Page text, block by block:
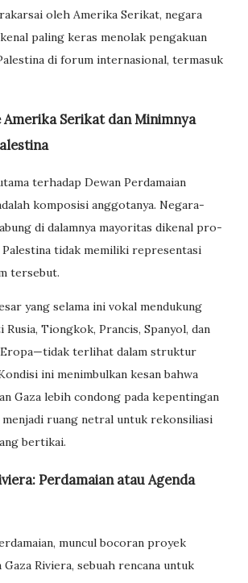
oleh Amerika Serikat, negara
paling keras menolak pengakuan
di forum internasional, termasuk
Amerika Serikat dan Minimnya
terhadap Dewan Perdamaian
komposisi anggotanya. Negara-
di dalamnya mayoritas dikenal pro-
tidak memiliki representasi
tersebut.
yang selama ini vokal mendukung
Tiongkok, Prancis, Spanyol, dan
Eropa—tidak terlihat dalam struktur
ini menimbulkan kesan bahwa
Gaza lebih condong pada kepentingan
menjadi ruang netral untuk rekonsiliasi
bertikai.
Perdamaian atau Agenda
muncul bocoran proyek
Gaza Riviera, sebuah rencana untuk